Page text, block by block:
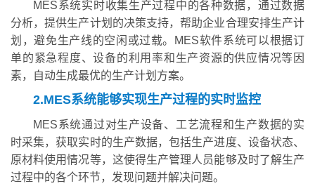
MES系统实时收集生产过程中的各种数据，通过数据
分析，提供生产计划的决策支持，帮助企业合理安排生产计
划，避免生产线的空闲或过载。MES软件系统可以根据订
单的紧急程度、设备的利用率和生产资源的供应情况等因
素，自动生成最优的生产计划方案。
2.MES系统能够实现生产过程的实时监控
MES系统通过对生产设备、工艺流程和生产数据的实
时采集，获取实时的生产数据，包括生产进度、设备状态、
原材料使用情况等，这使得生产管理人员能够及时了解生产
过程中的各个环节，发现问题并解决问题。